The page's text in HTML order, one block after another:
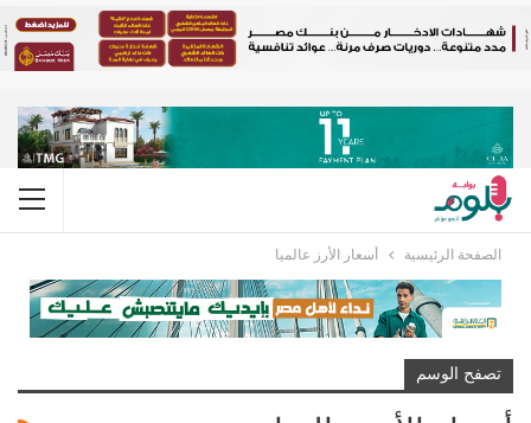
الصفحة الرئيسية أسعار الأرز عالميا
تصفح الوسم